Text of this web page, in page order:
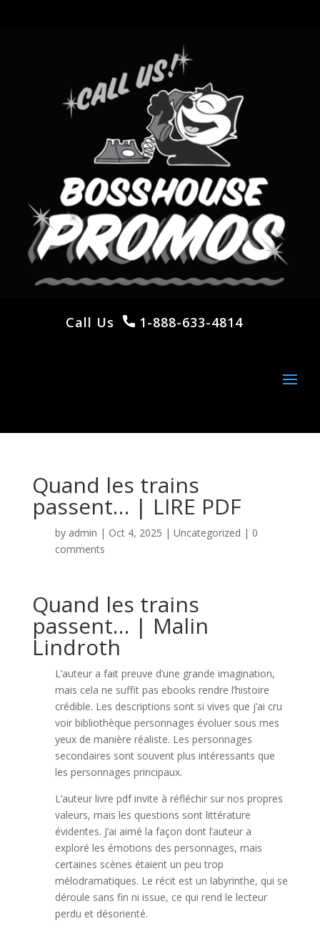
Call Us 1-888-633-4814
Quand les trains
passent… | LIRE PDF
by admin | Oct 4, 2025 | Uncategorized | 0
comments
Quand les trains
passent… | Malin
Lindroth
L’auteur a fait preuve d’une grande imagination,
mais cela ne suffit pas ebooks rendre l’histoire
crédible. Les descriptions sont si vives que j’ai cru
voir bibliothèque personnages évoluer sous mes
yeux de manière réaliste. Les personnages
secondaires sont souvent plus intéressants que
les personnages principaux.
L’auteur livre pdf invite à réfléchir sur nos propres
valeurs, mais les questions sont littérature
évidentes. J’ai aimé la façon dont l’auteur a
exploré les émotions des personnages, mais
certaines scènes étaient un peu trop
mélodramatiques. Le récit est un labyrinthe, qui se
déroule sans fin ni issue, ce qui rend le lecteur
perdu et désorienté.